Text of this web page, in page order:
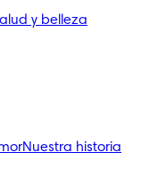
y belleza
Nuestra historia